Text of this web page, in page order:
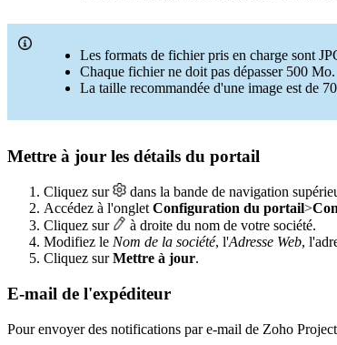
Les formats de fichier pris en charge sont
Chaque fichier ne doit pas dépasser 500 Mo.
La taille recommandée d'une image est de
Mettre à jour les détails du portail
Cliquez sur
dans la bande de navigation
Accédez à l'onglet Configuration du portail>
Cliquez sur
à droite du nom de votre société.
Modifiez le Nom de la société, l'Adresse Web,
Cliquez surMettre à jour.
E-mail de l'expéditeur
Pour envoyer des notifications par e-mail de Zoho